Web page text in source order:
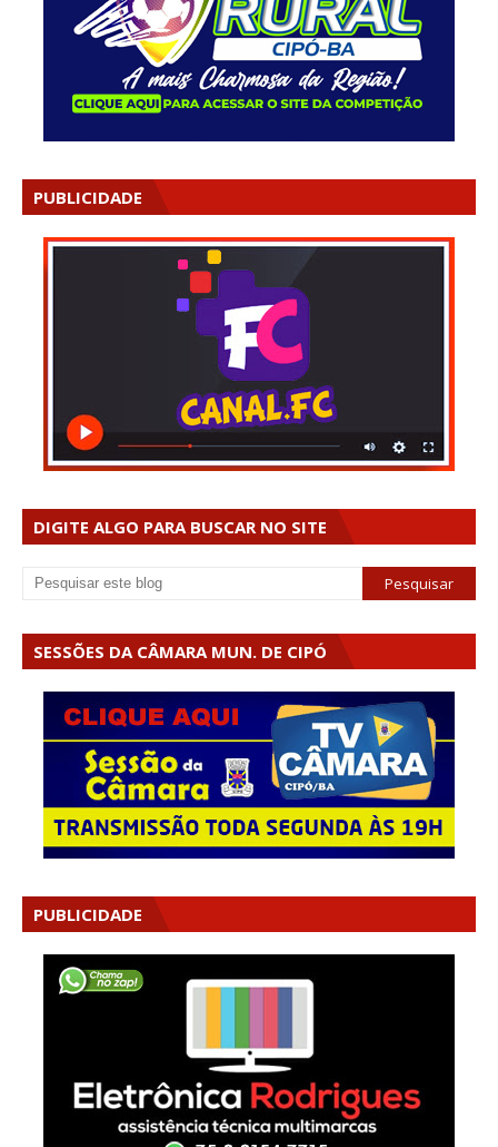
PUBLICIDADE
DIGITE ALGO PARA BUSCAR NO SITE
SESSÕES DA CÂMARA MUN. DE CIPÓ
PUBLICIDADE